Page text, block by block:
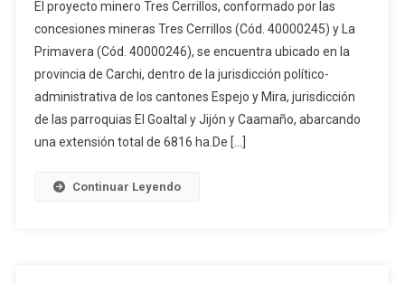
DE
IMPACTO
Y
PLAN
DE
MANEJO
AMBIENTAL
El proyecto minero Tres Cerrillos, conformado por las
concesiones mineras Tres Cerrillos (Cód. 40000245) y La
Primavera (Cód. 40000246), se encuentra ubicado en la
provincia de Carchi, dentro de la jurisdicción político-
administrativa de los cantones Espejo y Mira, jurisdicción
de las parroquias El Goaltal y Jijón y Caamaño, abarcando
una extensión total de 6816 ha.De […]
Continuar Leyendo